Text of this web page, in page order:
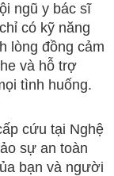
ngũ y bác sĩ
có kỹ năng
lòng đồng cảm
và hỗ trợ
tình huống.
cứu tại Nghệ
sự an toàn
bạn và người